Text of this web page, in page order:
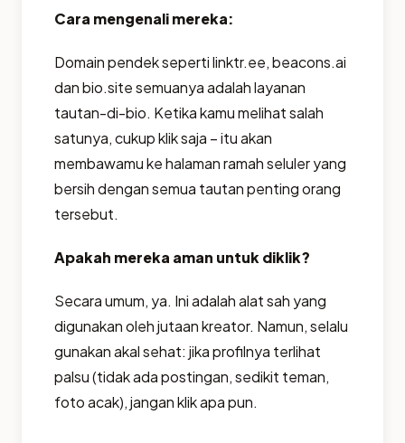
Cara mengenali mereka:
Domain pendek seperti linktr.ee, beacons.ai
dan bio.site semuanya adalah layanan
tautan-di-bio. Ketika kamu melihat salah
satunya, cukup klik saja – itu akan
membawamu ke halaman ramah seluler yang
bersih dengan semua tautan penting orang
tersebut.
Apakah mereka aman untuk diklik?
Secara umum, ya. Ini adalah alat sah yang
digunakan oleh jutaan kreator. Namun, selalu
gunakan akal sehat: jika profilnya terlihat
palsu (tidak ada postingan, sedikit teman,
foto acak), jangan klik apa pun.